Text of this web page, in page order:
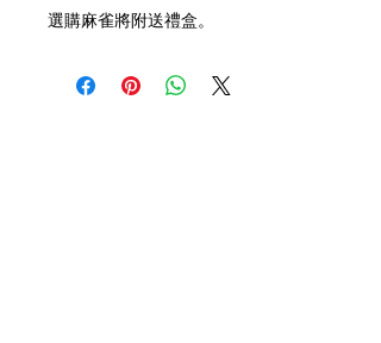
選購麻雀將附送禮盒。